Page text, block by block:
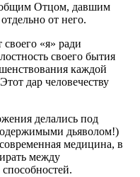
Отцом, давшим
от него.
«я» ради
своего бытия
каждой
дар человечеству
делались под
одержимыми дьяволом!)
медицина, в
между